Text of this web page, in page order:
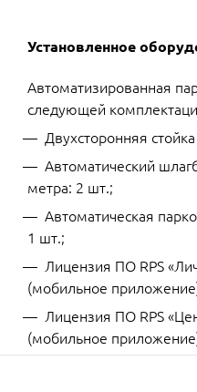
Установленное
Автоматизированная
следующей
Двухсторонняя
Автоматический
метра: 2 шт.;
Автоматическая
1 шт.;
Лицензия ПО RPS
(мобильное
Лицензия ПО RPS
(мобильное